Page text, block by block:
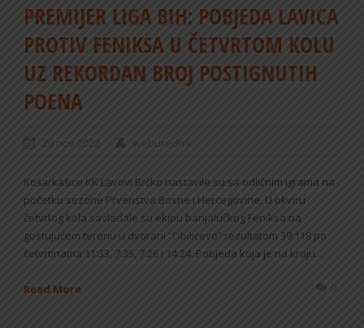
PREMIJER LIGA BIH: POBJEDA LAVICA
PROTIV FENIKSA U ČETVRTOM KOLU
UZ REKORDAN BROJ POSTIGNUTIH
POENA
20 nov 2022 weburednik
Košarkašice KK Lavovi Brčko nastavile su sa odličnim igrama na
početku sezone Prvenstva Bosne i Hercegovine. U okviru
četvrtog kola savladale su ekipu banjalučkog Feniksa na
gostujućem terenu u dvorani “Obilićevo” rezultatom 39:118 po
četvrtinama 11:33, 7:35, 7:26 i 14:24. Pobjeda koja je na kraju...
Read More 0